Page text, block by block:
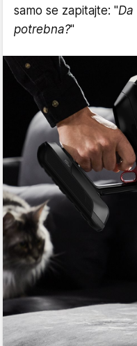
samo se zapitajte: "Da
potrebna?"